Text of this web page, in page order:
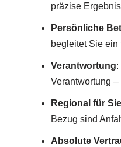
präzise
Persönliche
begleitet Sie ein
Verantwortung:
Verantwortung
Regional für
Bezug sind
Absolute